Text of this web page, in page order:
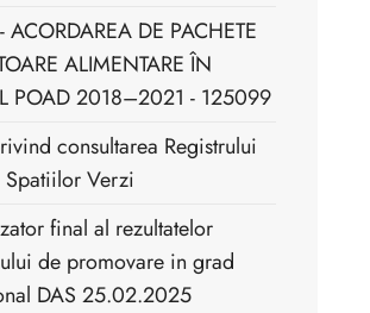
ACORDAREA DE PACHETE
ALIMENTARE ÎN
POAD 2018–2021 - 125099
consultarea Registrului
Spatiilor Verzi
final al rezultatelor
de promovare in grad
DAS 25.02.2025